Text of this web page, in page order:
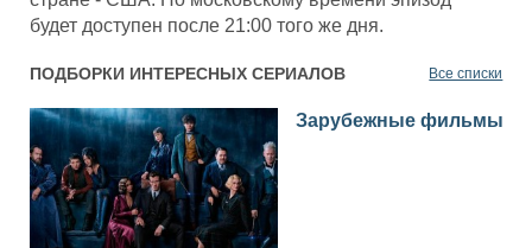
будет доступен после 21:00 того же дня.
ПОДБОРКИ ИНТЕРЕСНЫХ СЕРИАЛОВ Все списки
Зарубежные фильмы